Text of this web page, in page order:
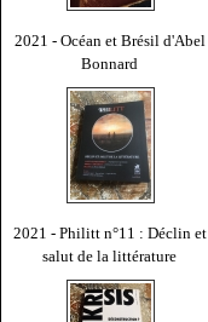
2021 - Océan et Brésil d'Abel
Bonnard
2021 - Philitt n°11 : Déclin et
salut de la littérature